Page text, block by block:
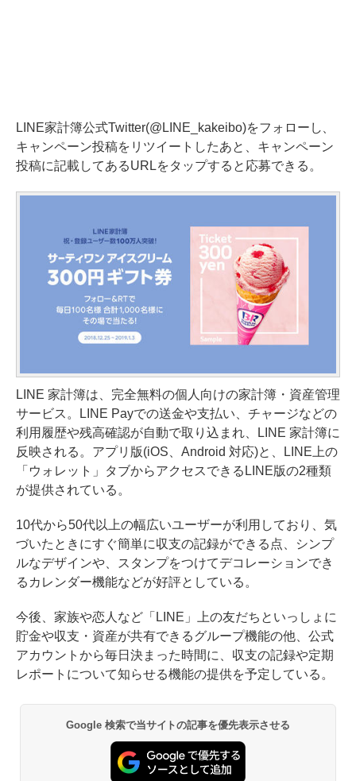
LINE家計簿公式Twitter(@LINE_kakeibo)をフォローし、
キャンペーン投稿をリツイートしたあと、キャンペーン
投稿に記載してあるURLをタップすると応募できる。
LINE 家計簿は、完全無料の個人向けの家計簿・資産管理
サービス。LINE Payでの送金や支払い、チャージなどの
利用履歴や残高確認が自動で取り込まれ、LINE 家計簿に
反映される。アプリ版(iOS、Android 対応)と、LINE上の
「ウォレット」タブからアクセスできるLINE版の2種類
が提供されている。
10代から50代以上の幅広いユーザーが利用しており、気
づいたときにすぐ簡単に収支の記録ができる点、シンプ
ルなデザインや、スタンプをつけてデコレーションでき
るカレンダー機能などが好評としている。
今後、家族や恋人など「LINE」上の友だちといっしょに
貯金や収支・資産が共有できるグループ機能の他、公式
アカウントから毎日決まった時間に、収支の記録や定期
レポートについて知らせる機能の提供を予定している。
Google 検索で当サイトの記事を優先表示させる